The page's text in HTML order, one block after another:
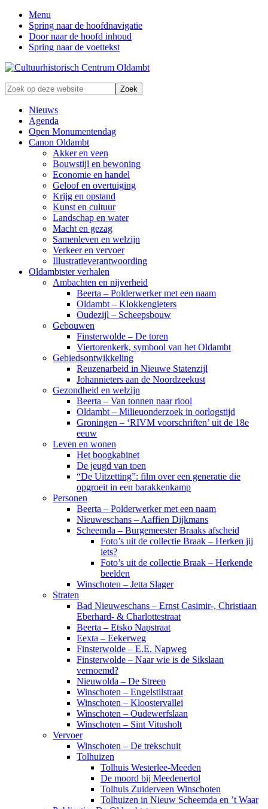
Menu
Spring naar de hoofdnavigatie
Door naar de hoofd inhoud
Spring naar de voettekst
Zonder
verleden
geen
toekomst
Zoek
op
deze
website
Nieuws
Agenda
Open Monumentendag
Canon Oldambt
Akker en veen
Bouwstijl en bewoning
Economie en handel
Geloof en overtuiging
Krijg en opstand
Kunst en cultuur
Landschap en water
Macht en gezag
Samenleven en welzijn
Verkeer en vervoer
Illustratieverantwoording
Oldambtster verhalen
Ambachten en nijverheid
Beerta – Polderwerker met een naam
Oldambt – Klokkengieters
Oudezijl – Scheepsbouw
Gebouwen
Finsterwolde – De toren
Viertorenkerk, symbool van het Oldambt
Gebiedsontwikkeling
Reuzenarbeid in Nieuwe Statenzijl
Johannieters aan de Noordzeekust
Gezondheid en welzijn
Beerta – Van tonnen naar riool
Oldambt – Milieuonderzoek in oorlogstijd
Groningen – ‘RIVM voorschriften’ uit de 18e
eeuw
Leven en wonen
Het boogkabinet
De jeugd van toen
“De Uitzetting”: film over een generatie die
opgroeit in een barakkenkamp
Personen
Beerta – Polderwerker met een naam
Nieuweschans – Aaffien Dijkmans
Scheemda – Burgemeester Braaks afscheid
Foto’s uit de collectie Braak – Herken jij
iets?
Foto’s uit de collectie Braak – Herkende
beelden
Winschoten – Jetta Slager
Straten
Bad Nieuweschans – Ernst Casimir-, Christiaan
Eberhard- & Charlottestraat
Beerta – Etsko Napstraat
Eexta – Eekerweg
Finsterwolde – E.E. Napweg
Finsterwolde – Naar wie is de Sikslaan
vernoemd?
Nieuwolda – De Streep
Winschoten – Engelstilstraat
Winschoten – Kloostervallei
Winschoten – Oudewerfslaan
Winschoten – Sint Vitusholt
Vervoer
Winschoten – De trekschuit
Tolhuizen
Tolhuis Westerlee-Meeden
De moord bij Meedenertol
Tolhuis Zuiderveen Winschoten
Tolhuizen in Nieuw Scheemda en ’t Waar